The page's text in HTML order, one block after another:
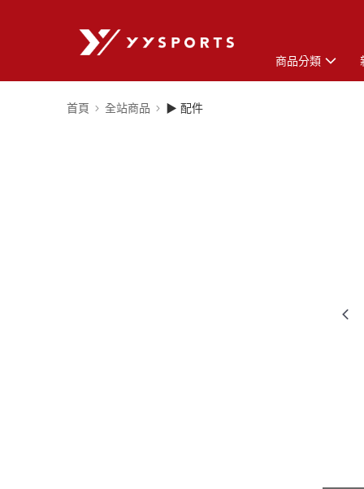
商品分類
首頁 全站商品 ▶ 配件